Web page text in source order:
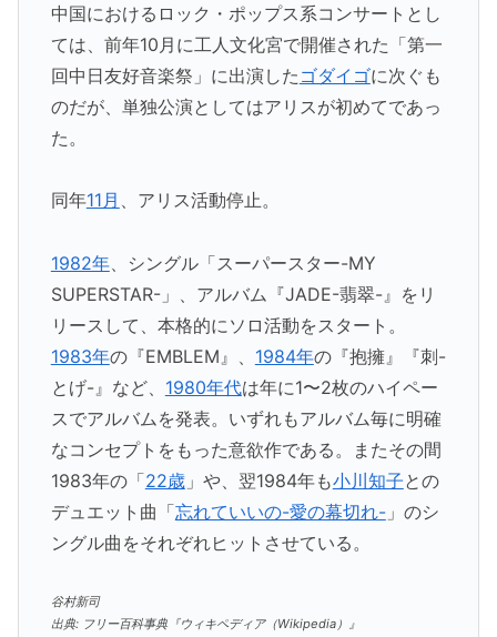
中国におけるロック・ポップス系コンサートとし
ては、前年10月に工人文化宮で開催された「第一
回中日友好音楽祭」に出演した ゴダイゴに次ぐも
のだが、単独公演としてはアリスが初めてであっ
た。
同年11月 、アリス活動停止。
1982年、シングル「スーパースター-MY
SUPERSTAR-」、アルバム『JADE-翡翠-』をリ
リースして、本格的にソロ活動をスタート。
1983年の『EMBLEM』、 1984年の『抱擁』『刺-
とげ-』など、 1980年代は年に1〜2枚のハイペー
スでアルバムを発表。いずれもアルバム毎に明確
なコンセプトをもった意欲作である。またその間
1983年の「22歳」や、翌1984年も小川知子との
デュエット曲「忘れていいの-愛の幕切れ-」のシ
ングル曲をそれぞれヒットさせている。
谷村新司
出典: フリー百科事典『ウィキペディア（Wikipedia）』